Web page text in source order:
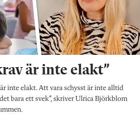
är inte elakt”
inte elakt. Att vara schysst är inte alltid
bara ett svek”, skriver Ulrica Björkblom